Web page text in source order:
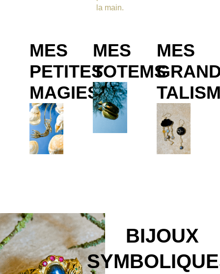
la main.
MES
PETITES
MAGIES
MES
TOTEMS
MES
BIJOUX